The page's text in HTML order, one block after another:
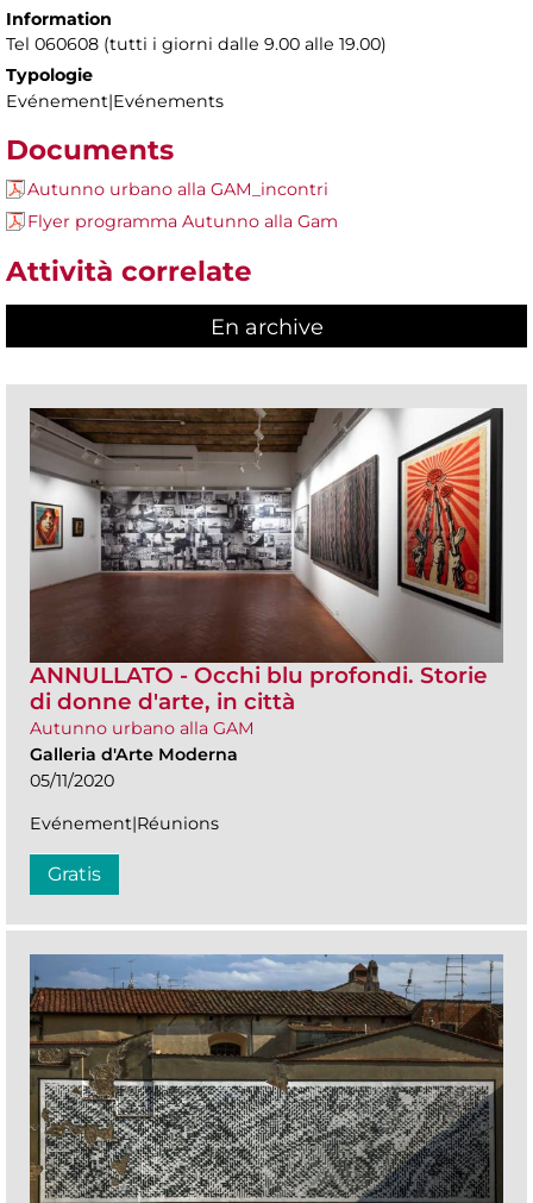
Information
Tel 060608 (tutti i giorni dalle 9.00 alle 19.00)
Typologie
Evénement|Evénements
Documents
Autunno urbano alla GAM_incontri
Flyer programma Autunno alla Gam
Attività correlate
En archive
ANNULLATO - Occhi blu profondi. Storie
di donne d'arte, in città
Autunno urbano alla GAM
Galleria d'Arte Moderna
05/11/2020
Evénement|Réunions
Gratis